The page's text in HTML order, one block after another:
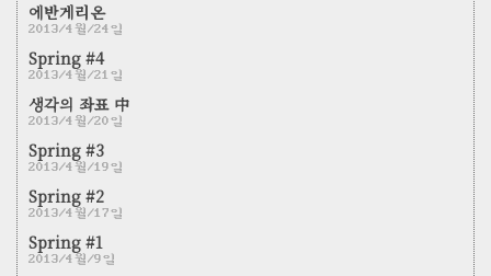
에반게리온
2013/4월/24일
Spring #4
2013/4월/21일
생각의 좌표 中
2013/4월/20일
Spring #3
2013/4월/19일
Spring #2
2013/4월/17일
Spring #1
2013/4월/9일